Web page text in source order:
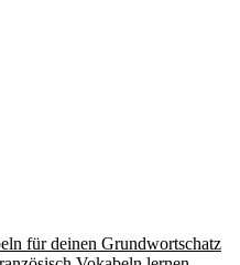
für deinen Grundwortschatz